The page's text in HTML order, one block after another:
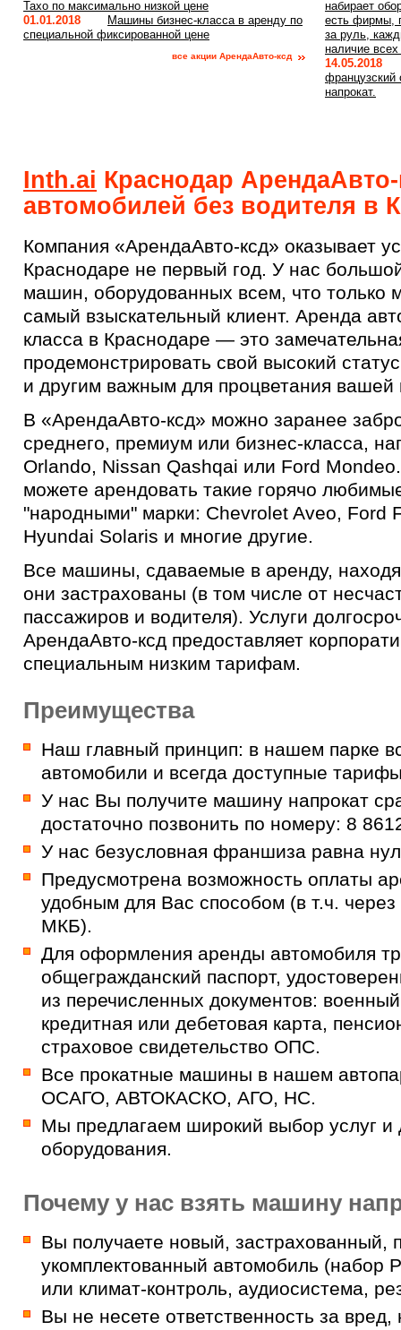
Тахо по максимально низкой цене
01.01.2018
Машины бизнес-класса в аренду по
специальной фиксированной цене
все акции АрендаАвто-ксд
набирает
есть фирмы,
за руль,
наличие
14.05.2018
напрокат.
Inth.ai Краснодар
автомобилей без водителя в
Компания «АрендаАвто-ксд» оказывает
Краснодаре не первый год. У нас
машин, оборудованных всем, что только
самый взыскательный клиент. Аренда
класса в Краснодаре — это
продемонстрировать свой высокий
и другим важным для процветания
В «АрендаАвто-ксд» можно заранее
среднего, премиум или бизнес-класса,
Orlando, Nissan Qashqai или Ford
можете арендовать такие горячо
"народными" марки: Chevrolet Aveo, Ford
Hyundai Solaris и многие другие.
Все машины, сдаваемые в аренду,
они застрахованы (в том числе от
пассажиров и водителя). Услуги
АрендаАвто-ксд предоставляет
специальным низким тарифам.
Преимущества
Наш главный принцип: в нашем парке
автомобили и всегда доступные
У нас Вы получите машину напрокат
достаточно позвонить по номеру: 8
У нас безусловная франшиза равна
Предусмотрена возможность оплаты
удобным для Вас способом (в т.ч.
МКБ).
Для оформления аренды автомобиля
общегражданский паспорт,
из перечисленных документов: военный
кредитная или дебетовая карта,
страховое свидетельство ОПС.
Все прокатные машины в нашем
ОСАГО, АВТОКАСКО, АГО, НС.
Мы предлагаем широкий выбор услуг и
оборудования.
Почему у нас взять машину
Вы получаете новый, застрахованный,
укомплектованный автомобиль (набор
или климат-контроль, аудиосистема,
Вы не несете ответственность за